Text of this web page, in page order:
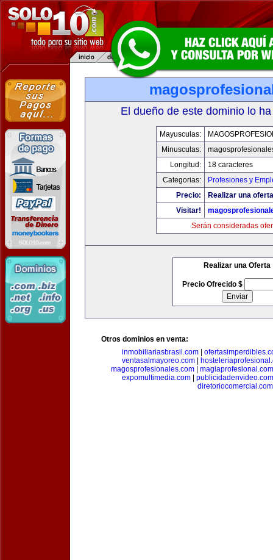
El dueño de este dominio lo
Mayusculas:
Minusculas:
Longitud:
18 caracteres
Categorias:
Profesiones y
Precio:
Realizar una
Visitar!
Serán consideradas
Realizar una Oferta
Precio Ofrecido $
Otros dominios en venta:
inmobiliariasbrasil.com
ventasalmayoreo.com
magosprofesionales.com
magiaprofesional.com
expomultimedia.com
publicidadenvideo.com
diretoriocomercial.com